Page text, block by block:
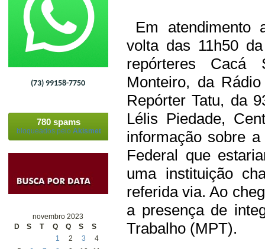
(73) 99158-7750
780 spams
bloqueados pelo Akismet
novembro 2023
D
S T Q Q S
S
1
2 3
4
Em atendimento
volta das 11h50
repórteres
Monteiro, da
Repórter Tatu, da
Lélis Piedade,
informação sobre
Federal que
uma instituição
referida via. Ao
a presença de
Trabalho (MPT).